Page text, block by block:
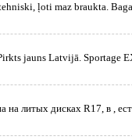
ļoti maz braukta.
jauns Latvijā. Sportage
на литых дисках R17, в ,